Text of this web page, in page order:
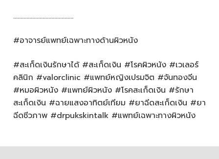
…………………………………..
#อาจารย์แพทย์เฉพาะทางด้านผิวหนัง
#สะเก็ดเงินรักษาได้ #สะเก็ดเงิน #โรคผิวหนัง #เวเลอร์
คลินิก #valorclinic #แพทย์หญิงเปรมจิต #จันทองจีน
#หมอผิวหนัง #แพทย์ผิวหนัง #โรคสะเก็ดเงิน #รักษา
สะเก็ดเงิน #ฉายแสงอาทิตย์เทียม #ยาฉีดสะเก็ดเงิน #ยา
ฉีดชีวภาพ #drpukskintalk #แพทย์เฉพาะทางผิวหนัง